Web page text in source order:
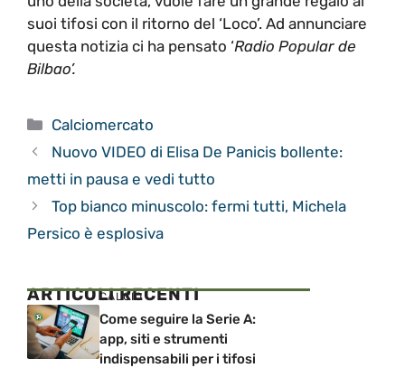
suoi tifosi con il ritorno del ‘Loco’. Ad annunciare
questa notizia ci ha pensato ‘Radio Popular de
Bilbao’.
Categorie
Calciomercato
Nuovo VIDEO di Elisa De Panicis bollente:
metti in pausa e vedi tutto
Top bianco minuscolo: fermi tutti, Michela
Persico è esplosiva
ARTICOLI RECENTI
CALCIO
Come seguire la Serie A:
app, siti e strumenti
indispensabili per i tifosi